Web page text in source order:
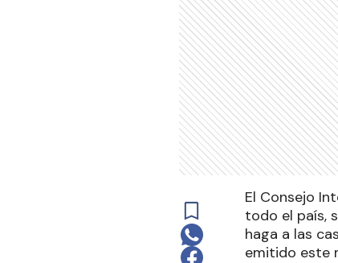
El Consejo
todo el país,
haga a las
emitido este